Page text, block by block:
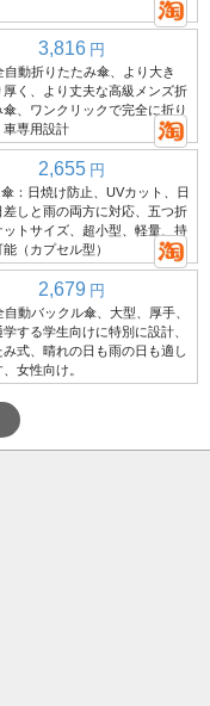
3,816 円
自動折りたたみ傘、より大き
厚く、より丈夫な高級メンズ折
傘、ワンクリックで完全に折り
車専用設計
2,655 円
：日焼け防止、UVカット、日
差しと雨の両方に対応、五つ折
ットサイズ、超小型、軽量、持
（カプセル型）
2,679 円
自動バックル傘、大型、厚手、
する学生向けに特別に設計、
み式、晴れの日も雨の日も適し
女性向け。